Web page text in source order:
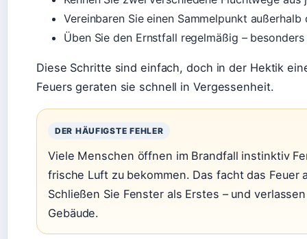
Vereinbaren Sie einen Sammelpunkt außerhalb
Üben Sie den Ernstfall regelmäßig –
Diese Schritte sind einfach, doch in der Hektik
Feuers geraten sie schnell in Vergessenheit.
DER HÄUFIGSTE FEHLER
Viele Menschen öffnen im Brandfall instinktiv
frische Luft zu bekommen. Das facht das Feuer
Schließen Sie Fenster als Erstes – und
Gebäude.